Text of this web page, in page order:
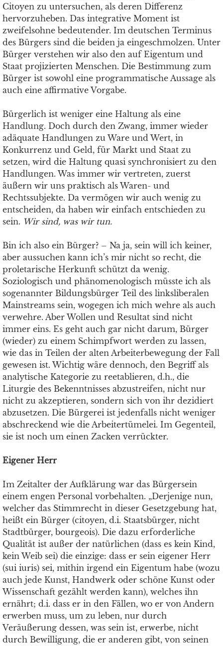
Citoyen zu untersuchen, als deren Differenz
hervorzuheben. Das integrative Moment ist
zweifelsohne bedeutender. Im deutschen Terminus
des Bürgers sind die beiden ja eingeschmolzen. Unter
Bürger verstehen wir also den auf Eigentum und
Staat projizierten Menschen. Die Bestimmung zum
Bürger ist sowohl eine programmatische Aussage als
auch eine affirmative Vorgabe.
Bürgerlich ist weniger eine Haltung als eine
Handlung. Doch durch den Zwang, immer wieder
adäquate Handlungen zu Ware und Wert, in
Konkurrenz und Geld, für Markt und Staat zu
setzen, wird die Haltung quasi synchronisiert zu den
Handlungen. Was immer wir vertreten, zuerst
äußern wir uns praktisch als Waren- und
Rechtssubjekte. Da vermögen wir auch wenig zu
entscheiden, da haben wir einfach entschieden zu
sein. Wir sind, was wir tun.
Bin ich also ein Bürger? – Na ja, sein will ich keiner,
aber aussuchen kann ich’s mir nicht so recht, die
proletarische Herkunft schützt da wenig.
Soziologisch und phänomenologisch müsste ich als
sogenannter Bildungsbürger Teil des linksliberalen
Mainstreams sein, wogegen ich mich wehre als auch
verwehre. Aber Wollen und Resultat sind nicht
immer eins. Es geht auch gar nicht darum, Bürger
(wieder) zu einem Schimpfwort werden zu lassen,
wie das in Teilen der alten Arbeiterbewegung der Fall
gewesen ist. Wichtig wäre dennoch, den Begriff als
analytische Kategorie zu reetablieren, d.h., die
Liturgie des Bekenntnisses abzustreifen, nicht nur
nicht zu akzeptieren, sondern sich von ihr dezidiert
abzusetzen. Die Bürgerei ist jedenfalls nicht weniger
abschreckend wie die Arbeitertümelei. Im Gegenteil,
sie ist noch um einen Zacken verrückter.
Eigener Herr
Im Zeitalter der Aufklärung war das Bürgersein
einem engen Personal vorbehalten. „Derjenige nun,
welcher das Stimmrecht in dieser Gesetzgebung hat,
heißt ein Bürger (citoyen, d.i. Staatsbürger, nicht
Stadtbürger, bourgeois). Die dazu erforderliche
Qualität ist außer der natürlichen (dass es kein Kind,
kein Weib sei) die einzige: dass er sein eigener Herr
(sui iuris) sei, mithin irgend ein Eigentum habe (wozu
auch jede Kunst, Handwerk oder schöne Kunst oder
Wissenschaft gezählt werden kann), welches ihn
ernährt; d.i. dass er in den Fällen, wo er von Andern
erwerben muss, um zu leben, nur durch
Veräußerung dessen, was sein ist, erwerbe, nicht
durch Bewilligung, die er anderen gibt, von seinen